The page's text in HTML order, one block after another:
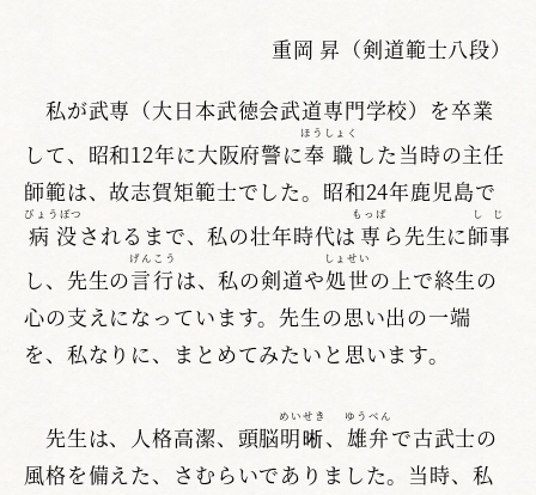
重岡 昇（剣道範士八段）
私が武専（大日本武徳会武道専門学校）を卒業
して、昭和12年に大阪府警に奉職
ほうしょく
した当時の主任
師範は、故志賀矩範士でした。昭和24年鹿児島で
病没
びょうぼつ
されるまで、私の壮年時代は 専
もっぱ
ら先生に師事
しじ
し、先生の言行
げんこう
は、私の剣道や処世
しょせい
の上で終生の
心の支えになっています。先生の思い出の一端
を、私なりに、まとめてみたいと思います。
先生は、人格高潔、頭脳明晰
めいせき
、 雄弁
ゆうべん
で古武士の
風格を備えた、さむらいでありました。当時、私